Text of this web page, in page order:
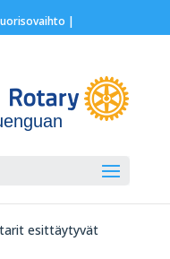
|
esittäytyvät